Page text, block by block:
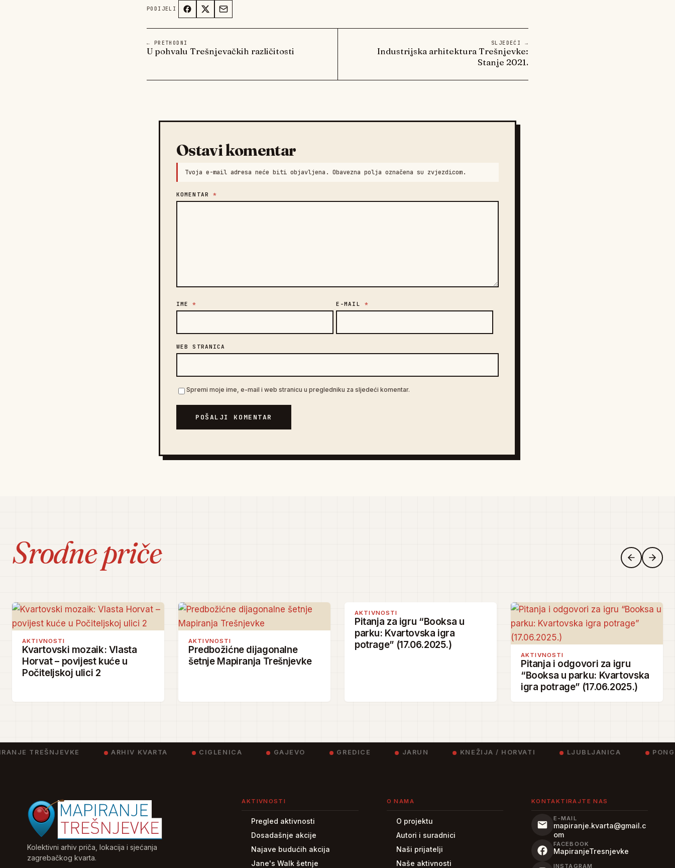
PODIJELI
← PRETHODNI
U pohvalu Trešnjevačkih različitosti
SLJEDEĆI →
Industrijska arhitektura Trešnjevke:
Stanje 2021.
Ostavi komentar
Tvoja e-mail adresa neće biti objavljena. Obavezna polja označena su zvjezdicom.
KOMENTAR *
IME* E-MAIL *
WEB STRANICA
Spremi moje ime, e-mail i web stranicu u pregledniku za sljedeći komentar.
POŠALJI KOMENTAR
Srodne priče
AKTIVNOSTI
Kvartovski mozaik: Vlasta
Horvat – povijest kuće u
Počiteljskoj ulici 2
AKTIVNOSTI
Predbožićne dijagonalne
šetnje Mapiranja Trešnjevke
AKTIVNOSTI
Pitanja za igru “Booksa u
parku: Kvartovska igra
potrage” (17.06.2025.)
AKTIVNOSTI
Pitanja i odgovori za igru
“Booksa u parku: Kvartovska
igra potrage” (17.06.2025.)
TREŠNJEVKE ARHIV KVARTA CIGLENICA GAJEVO GREDICE JARUN KNEŽIJA / HORVATI LJUBLJANICA
Kolektivni arhiv priča, lokacija i sjećanja
zagrebačkog kvarta.
AKTIVNOSTI
Pregled aktivnosti
Dosadašnje akcije
Najave budućih akcija
Jane's Walk šetnje
O NAMA
O projektu
Autori i suradnici
Naši prijatelji
Naše aktivnosti
KONTAKTIRAJTE NAS
E-MAIL
mapiranje.kvarta@gmail.c
om
FACEBOOK
MapiranjeTresnjevke
INSTAGRAM